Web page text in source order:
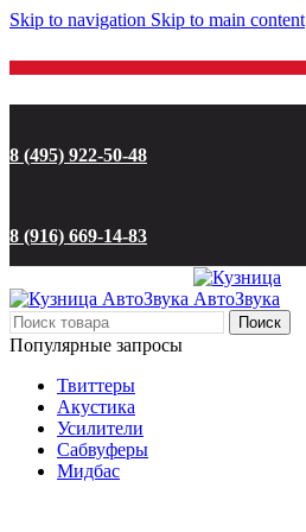
Skip to navigation Skip to main content
8 (495) 922-50-48
8 (916) 669-14-83
Поиск
Популярные запросы
Твиттеры
Акустика
Усилители
Сабвуферы
Мидбас